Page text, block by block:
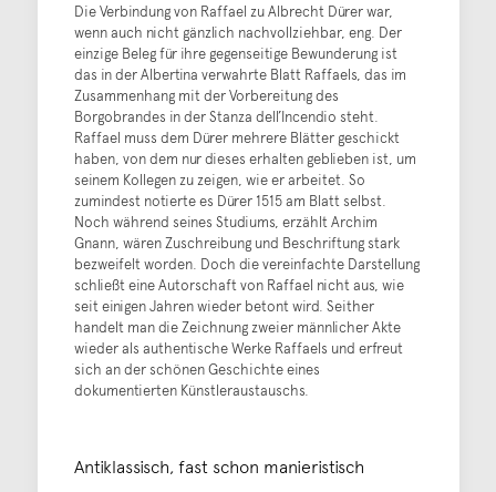
Die Verbindung von Raffael zu Albrecht Dürer war,
wenn auch nicht gänzlich nachvollziehbar, eng. Der
einzige Beleg für ihre gegenseitige Bewunderung ist
das in der Albertina verwahrte Blatt Raffaels, das im
Zusammenhang mit der Vorbereitung des
Borgobrandes in der Stanza dell’Incendio steht.
Raffael muss dem Dürer mehrere Blätter geschickt
haben, von dem nur dieses erhalten geblieben ist, um
seinem Kollegen zu zeigen, wie er arbeitet. So
zumindest notierte es Dürer 1515 am Blatt selbst.
Noch während seines Studiums, erzählt Archim
Gnann, wären Zuschreibung und Beschriftung stark
bezweifelt worden. Doch die vereinfachte Darstellung
schließt eine Autorschaft von Raffael nicht aus, wie
seit einigen Jahren wieder betont wird. Seither
handelt man die Zeichnung zweier männlicher Akte
wieder als authentische Werke Raffaels und erfreut
sich an der schönen Geschichte eines
dokumentierten Künstleraustauschs.
Antiklassisch, fast schon manieristisch